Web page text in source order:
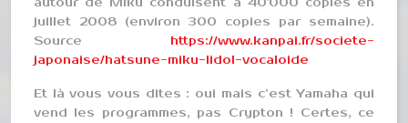
juillet 2008 (environ 300 copies par semaine).
Source https://www.kanpai.fr/societe-
japonaise/hatsune-miku-lidol-vocaloide
Et là vous vous dites : oui mais c’est Yamaha qui
vend les programmes, pas Crypton ! Certes, ce